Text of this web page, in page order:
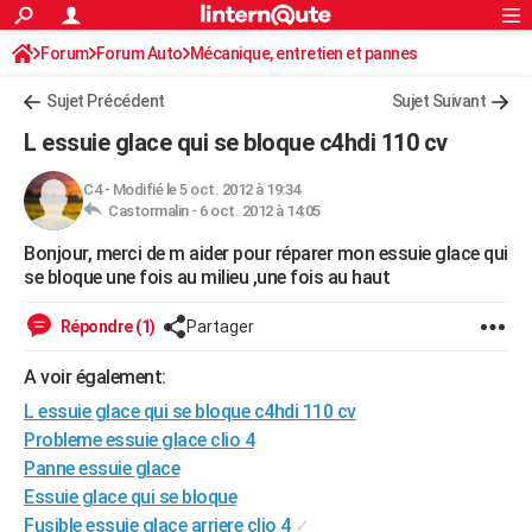
ACTUALITÉS
Politique
Société
Faits Divers
Education
Monde
Villes
+
FINANCE
Retraite
Impôts
Epargne
Immobilier
Risques naturels par ville
Banque
Assurance
Crédit
AUTO
Essais
Réserver un essai
Citadines
Berlines
SUV
Forum auto
+HIGH-TECH
Mobiles
Meilleur smartphone
Internet
Ordinateurs
Jeux vidéo
Guide high-tech
BRICOLAGE
WEEK-END
Guides de France
Escapades
Patrimoine
Expositions
Musées
Week-end nature
+LIFESTYLE
Art de vivre
Bien-être
Loisirs
ModeModes de vie
SANTE
Alimentation
Guide de la santé
Maladies
Médicaments
Sommeil
Rechercher
S'inscrire
Connexion
Forum Forum Auto Mécanique, entretien et pannes
Sujet Précédent Sujet Suivant
L essuie glace qui se bloque c4hdi 110 cv
C4- Modifié le 5 oct. 2012 à 19:34
Castormalin - 6 oct. 2012 à 14:05
Bonjour, merci de m aider pour réparer mon essuie glace qui
se bloque une fois au milieu ,une fois au haut
Répondre (1) Partager
A voir également:
L essuie glace qui se bloque c4hdi 110 cv
Probleme essuie glace clio 4
Panne essuie glace
Essuie glace qui se bloque
Fusible essuie glace arriere clio 4 ✓